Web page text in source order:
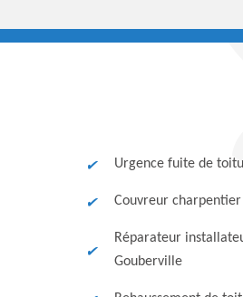
Urgence fuite de
Couvreur
Réparateur
Gouberville